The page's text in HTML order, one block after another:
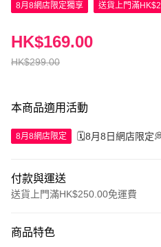
8月8網店限定獨享 送貨上門滿
HK$299.00
HK$169.00
本商品適用活動
8月8網店限定 🗓️8月8日網店限定
付款與運送
送貨上門滿HK$250.00免運費
信用卡
商品特色